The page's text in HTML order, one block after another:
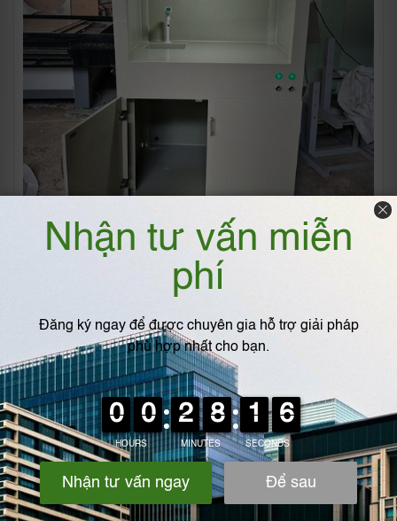
Kích thước: ( Rộng*Cao*Sâu) 1200*2200*850mm
Quạt hút công suất 0.25kw Tốc độ 0.3-0.6 m/s
Có vòi rửa vòi 1 khóa ( 2 khóa ) theo tiêu chuẩn
Chậu rửa bằng nhựa PP ( 200*200*250mm) đường thoát
nước D48mm
Hình ảnh thực tế